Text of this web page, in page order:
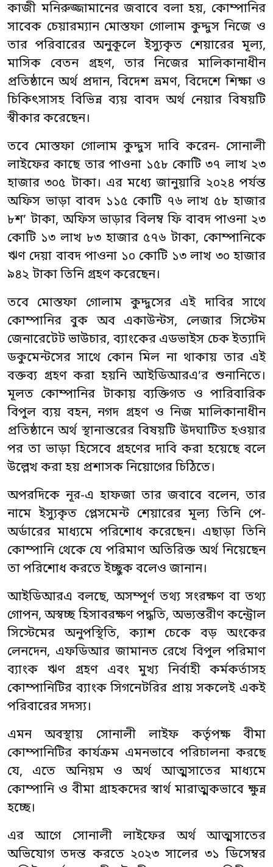
কাজী মনিরুজ্জামানের জবাবে বলা হয়, কোম্পানির
সাবেক চেয়ারম্যান মোস্তফা গোলাম কুদ্দুস নিজে ও
তার পরিবারের অনুকূলে ইস্যুকৃত শেয়ারের মূল্য,
মাসিক বেতন গ্রহণ, তার নিজের মালিকানাধীন
প্রতিষ্ঠানে অর্থ প্রদান, বিদেশ ভ্রমণ, বিদেশে শিক্ষা ও
চিকিৎসাসহ বিভিন্ন ব্যয় বাবদ অর্থ নেয়ার বিষয়টি
স্বীকার করেছেন।
তবে মোস্তফা গোলাম কুদ্দুস দাবি করেন- সোনালী
লাইফের কাছে তার পাওনা ১৫৮ কোটি ৩৭ লাখ ২৩
হাজার ৩০৫ টাকা। এর মধ্যে জানুয়ারি ২০২৪ পর্যন্ত
অফিস ভাড়া বাবদ ১১৫ কোটি ৭৬ লাখ ৫৮ হাজার
৮শ’ টাকা, অফিস ভাড়ার বিলম্ব ফি বাবদ পাওনা ২৩
কোটি ১৩ লাখ ৮৩ হাজার ৫৭৬ টাকা, কোম্পানিকে
ঋণ দেয়া বাবদ পাওনা ১০ কোটি ১৩ লাখ ৩০ হাজার
৯৪২ টাকা তিনি গ্রহণ করেছেন।
তবে মোস্তফা গোলাম কুদ্দুসের এই দাবির সাথে
কোম্পানির বুক অব একাউন্টস, লেজার সিস্টেম
জেনারেটেট ভাউচার, ব্যাংকের এডভাইস চেক ইত্যাদি
ডকুমেন্টসের সাথে কোন মিল না থাকায় তার এই
বক্তব্য গ্রহণ করা হয়নি আইডিআরএ’র শুনানিতে।
মূলত কোম্পানির টাকায় ব্যক্তিগত ও পারিবারিক
বিপুল ব্যয় বহন, নগদ গ্রহণ ও নিজ মালিকানাধীন
প্রতিষ্ঠানে অর্থ স্থানান্তরের বিষয়টি উদঘাটিত হওয়ার
পর তা ভাড়া হিসেবে গ্রহণের দাবি করা হয়েছে বলে
উল্লেখ করা হয় প্রশাসক নিয়োগের চিঠিতে।
অপরদিকে নূর-এ হাফজা তার জবাবে বলেন, তার
নামে ইস্যুকৃত প্লেসমেন্ট শেয়ারের মূল্য তিনি পে-
অর্ডারের মাধ্যমে পরিশোধ করেছেন। এছাড়া তিনি
কোম্পানি থেকে যে পরিমাণ অতিরিক্ত অর্থ নিয়েছেন
তা পরিশোধ করতে ইচ্ছুক বলেও জানান।
আইডিআরএ বলছে, অসম্পূর্ণ তথ্য সংরক্ষণ বা তথ্য
গোপন, অস্বচ্ছ হিসাবরক্ষণ পদ্ধতি, অভ্যন্তরীণ কন্ট্রোল
সিস্টেমের অনুপস্থিতি, ক্যাশ চেকে বড় অংকের
লেনদেন, এফডিআর জামানত রেখে বিপুল পরিমাণ
ব্যাংক ঋণ গ্রহণ এবং মুখ্য নির্বাহী কর্মকর্তাসহ
কোম্পানিটির ব্যাংক সিগনেটরির প্রায় সকলেই একই
পরিবারের সদস্য।
এমন অবস্থায় সোনালী লাইফ কর্তৃপক্ষ বীমা
কোম্পানিটির কার্যক্রম এমনভাবে পরিচালনা করছে
যে, এতে অনিয়ম ও অর্থ আত্মসাতের মাধ্যমে
কোম্পানি ও বীমা গ্রাহকদের স্বার্থ মারাত্মকভাবে ক্ষুন্ন
হচ্ছে।
এর আগে সোনালী লাইফের অর্থ আত্মসাতের
অভিযোগ তদন্ত করতে ২০২৩ সালের ৩১ ডিসেম্বর